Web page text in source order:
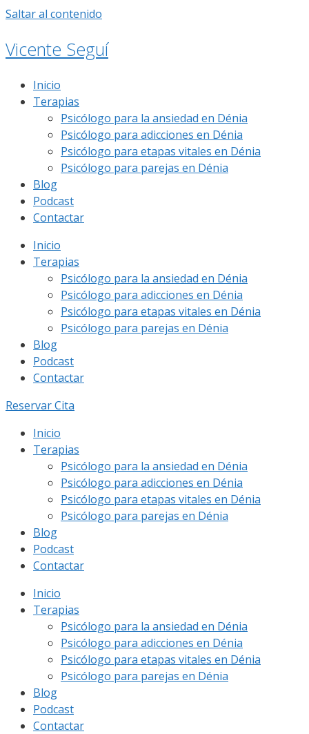
Saltar al contenido
Vicente Seguí
Inicio
Terapias
Psicólogo para la ansiedad en Dénia
Psicólogo para adicciones en Dénia
Psicólogo para etapas vitales en Dénia
Psicólogo para parejas en Dénia
Blog
Podcast
Contactar
Inicio
Terapias
Psicólogo para la ansiedad en Dénia
Psicólogo para adicciones en Dénia
Psicólogo para etapas vitales en Dénia
Psicólogo para parejas en Dénia
Blog
Podcast
Contactar
Reservar Cita
Inicio
Terapias
Psicólogo para la ansiedad en Dénia
Psicólogo para adicciones en Dénia
Psicólogo para etapas vitales en Dénia
Psicólogo para parejas en Dénia
Blog
Podcast
Contactar
Inicio
Terapias
Psicólogo para la ansiedad en Dénia
Psicólogo para adicciones en Dénia
Psicólogo para etapas vitales en Dénia
Psicólogo para parejas en Dénia
Blog
Podcast
Contactar